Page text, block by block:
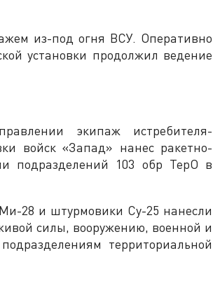
из-под огня ВСУ. Оперативно
установки продолжил ведение
экипаж истребителя-
войск «Запад» нанес ракетно-
подразделений 103 обр ТерО в
28 и штурмовики Су-25 нанесли
силы, вооружению, военной и
территориальной